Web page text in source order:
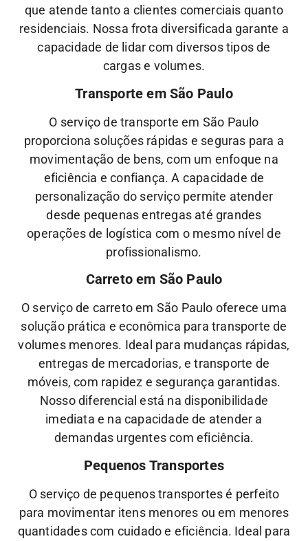
que atende tanto a clientes comerciais quanto
residenciais. Nossa frota diversificada garante a
capacidade de lidar com diversos tipos de
cargas e volumes.
Transporte em São Paulo
O serviço de transporte em São Paulo
proporciona soluções rápidas e seguras para a
movimentação de bens, com um enfoque na
eficiência e confiança. A capacidade de
personalização do serviço permite atender
desde pequenas entregas até grandes
operações de logística com o mesmo nível de
profissionalismo.
Carreto em São Paulo
O serviço de carreto em São Paulo oferece uma
solução prática e econômica para transporte de
volumes menores. Ideal para mudanças rápidas,
entregas de mercadorias, e transporte de
móveis, com rapidez e segurança garantidas.
Nosso diferencial está na disponibilidade
imediata e na capacidade de atender a
demandas urgentes com eficiência.
Pequenos Transportes
O serviço de pequenos transportes é perfeito
para movimentar itens menores ou em menores
quantidades com cuidado e eficiência. Ideal para